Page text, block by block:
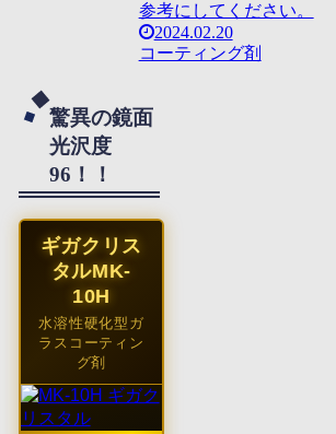
参考にしてください。
2024.02.20
コーティング剤
驚異の鏡面
光沢度
96！！
ギガクリス
タルMK-
10H
水溶性硬化型ガ
ラスコーティン
グ剤